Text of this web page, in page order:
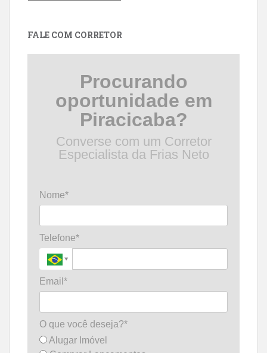
FALE COM CORRETOR
Procurando
oportunidade em
Piracicaba?
Converse com um Corretor
Especialista da Frias Neto
Nome*
Telefone*
Email*
O que você deseja?*
Alugar Imóvel